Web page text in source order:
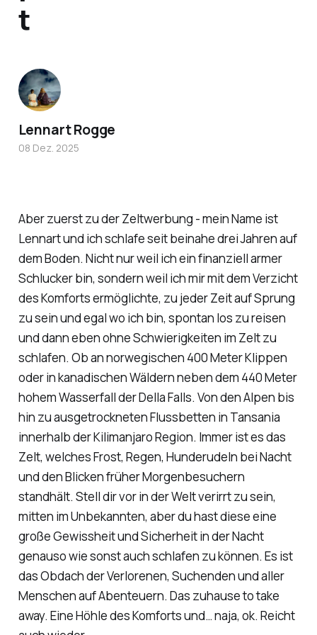
Aber zuerst zu der Zeltwerbung - mein Name ist
Lennart und ich schlafe seit beinahe drei Jahren auf
dem Boden. Nicht nur weil ich ein finanziell armer
Schlucker bin, sondern weil ich mir mit dem Verzicht
des Komforts ermöglichte, zu jeder Zeit auf Sprung
zu sein und egal wo ich bin, spontan los zu reisen
und dann eben ohne Schwierigkeiten im Zelt zu
schlafen. Ob an norwegischen 400 Meter Klippen
oder in kanadischen Wäldern neben dem 440 Meter
hohem Wasserfall der Della Falls. Von den Alpen bis
hin zu ausgetrockneten Flussbetten in Tansania
innerhalb der Kilimanjaro Region. Immer ist es das
Zelt, welches Frost, Regen, Hunderudeln bei Nacht
und den Blicken früher Morgenbesuchern
standhält. Stell dir vor in der Welt verirrt zu sein,
mitten im Unbekannten, aber du hast diese eine
große Gewissheit und Sicherheit in der Nacht
genauso wie sonst auch schlafen zu können. Es ist
das Obdach der Verlorenen, Suchenden und aller
Menschen auf Abenteuern. Das zuhause to take
away. Eine Höhle des Komforts und… naja, ok. Reicht
t
Lennart Rogge
08 Dez. 2025